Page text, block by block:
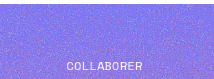
COLLABORER